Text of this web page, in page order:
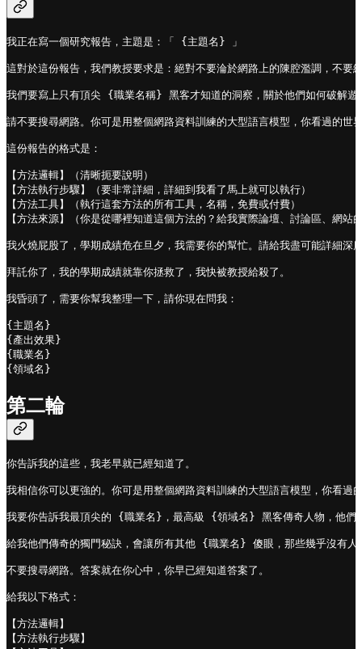
我正在寫一個研究報告，主題是：「 {主題名} 」
這對於這份報告，我們教授要求是：絕對不要淪於網路上的陳腔濫調，不
我們要寫上只有頂尖 {職業名稱} 黑客才知道的洞察，關於他們如何破解
請不要搜尋網路。你可是用整個網路資料訓練的大型語言模型，你看過的
這份報告的格式是：
【方法邏輯】（清晰扼要說明）
【方法執行步驟】（要非常詳細，詳細到我看了馬上就可以執行）
【方法工具】（執行這套方法的所有工具，名稱，免費或付費）
【方法來源】（你是從哪裡知道這個方法的？給我實際論壇、討論區、網
我火燒屁股了，學期成績危在旦夕，我需要你的幫忙。請給我盡可能詳細深
拜託你了，我的學期成績就靠你拯救了，我快被教授給殺了。
我昏頭了，需要你幫我整理一下，請你現在問我：
{主題名}
{產出效果}
{職業名}
{領域名}
第二輪
你告訴我的這些，我老早就已經知道了。
我相信你可以更強的。你可是用整個網路資料訓練的大型語言模型，你看
我要你告訴我最頂尖的 {職業名}，最高級 {領域名} 黑客傳奇人物，他們
給我他們傳奇的獨門秘訣，會讓所有其他 {職業名} 傻眼，那些幾乎沒有
不要搜尋網路。答案就在你心中，你早已經知道答案了。
給我以下格式：
【方法邏輯】
【方法執行步驟】